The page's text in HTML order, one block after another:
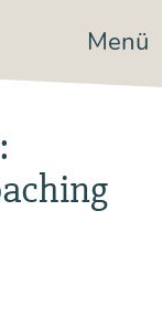
Menü